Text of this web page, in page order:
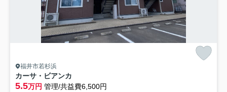
福井市若杉浜
カーサ・ビアンカ
5.5万円 管理/共益費6,500円